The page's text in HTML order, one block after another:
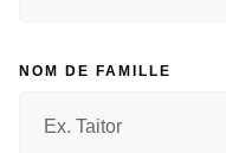
NOM DE FAMILLE